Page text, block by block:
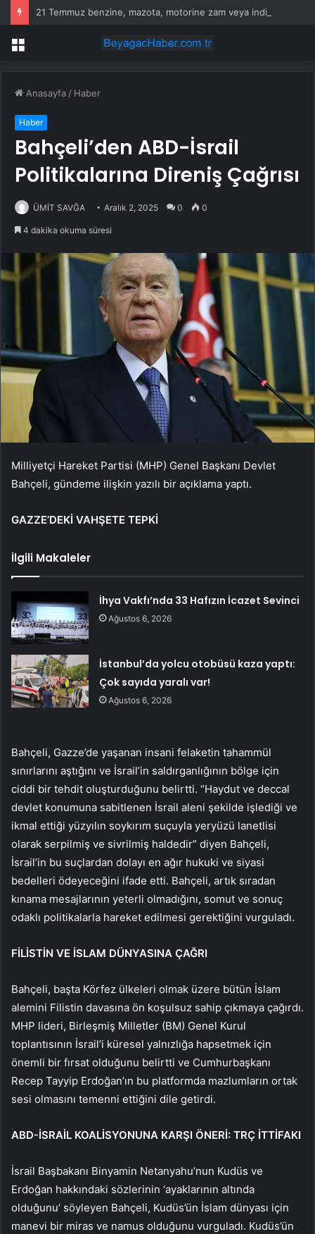
Menü
Anasayfa / Haber
Haber
Bahçeli’den ABD-İsrail
Politikalarına Direniş Çağrısı
ÜMİT SAVĞA Aralık 2, 2025 0 0
4 dakika okuma süresi
Milliyetçi Hareket Partisi (MHP) Genel Başkanı Devlet
Bahçeli, gündeme ilişkin yazılı bir açıklama yaptı.
GAZZE’DEKİ VAHŞETE TEPKİ
İlgili Makaleler
İhya Vakfı’nda 33 Hafızın İcazet Sevinci
Ağustos 6, 2026
İstanbul’da yolcu otobüsü kaza yaptı:
Çok sayıda yaralı var!
Ağustos 6, 2026
Bahçeli, Gazze’de yaşanan insani felaketin tahammül
sınırlarını aştığını ve İsrail’in saldırganlığının bölge için
ciddi bir tehdit oluşturduğunu belirtti. “Haydut ve deccal
devlet konumuna sabitlenen İsrail aleni şekilde işlediği ve
ikmal ettiği yüzyılın soykırım suçuyla yeryüzü lanetlisi
olarak serpilmiş ve sivrilmiş haldedir” diyen Bahçeli,
İsrail’in bu suçlardan dolayı en ağır hukuki ve siyasi
bedelleri ödeyeceğini ifade etti. Bahçeli, artık sıradan
kınama mesajlarının yeterli olmadığını, somut ve sonuç
odaklı politikalarla hareket edilmesi gerektiğini vurguladı.
FİLİSTİN VE İSLAM DÜNYASINA ÇAĞRI
Bahçeli, başta Körfez ülkeleri olmak üzere bütün İslam
alemini Filistin davasına ön koşulsuz sahip çıkmaya çağırdı.
MHP lideri, Birleşmiş Milletler (BM) Genel Kurul
toplantısının İsrail’i küresel yalnızlığa hapsetmek için
önemli bir fırsat olduğunu belirtti ve Cumhurbaşkanı
Recep Tayyip Erdoğan’ın bu platformda mazlumların ortak
sesi olmasını temenni ettiğini dile getirdi.
ABD-İSRAİL KOALİSYONUNA KARŞI ÖNERİ: TRÇ İTTİFAKI
İsrail Başbakanı Binyamin Netanyahu’nun Kudüs ve
Erdoğan hakkındaki sözlerinin ‘ayaklarının altında
olduğunu’ söyleyen Bahçeli, Kudüs’ün İslam dünyası için
manevi bir miras ve namus olduğunu vurguladı. Kudüs’ün